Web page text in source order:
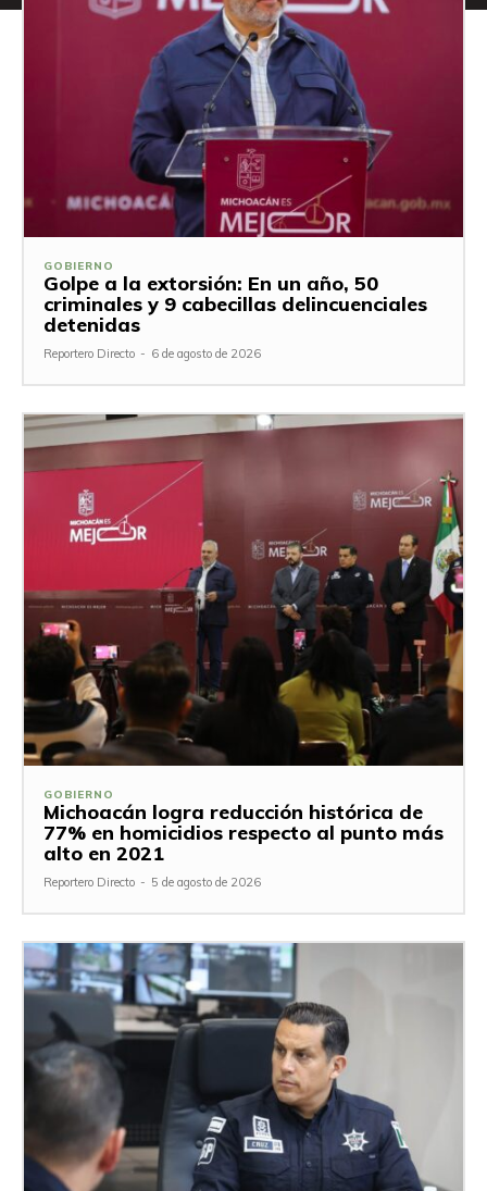
GOBIERNO
Golpe a la extorsión: En un año, 50
criminales y 9 cabecillas delincuenciales
detenidas
Reportero Directo - 6 de agosto de 2026
GOBIERNO
Michoacán logra reducción histórica de
77% en homicidios respecto al punto más
alto en 2021
Reportero Directo - 5 de agosto de 2026